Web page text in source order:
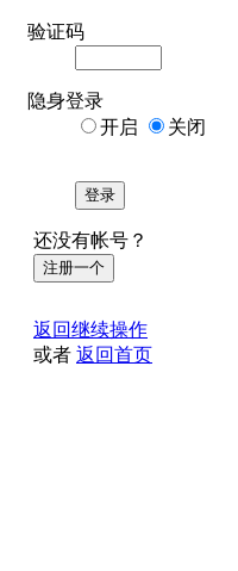
验证码
隐身登录
开启
关闭
登录
还没有帐号？
注册一个
返回继续操作
或者 返回首页